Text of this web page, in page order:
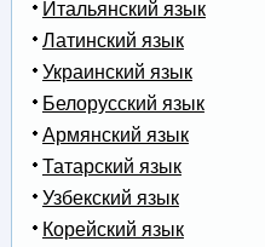
Итальянский язык
Латинский язык
Украинский язык
Белорусский язык
Армянский язык
Татарский язык
Узбекский язык
Корейский язык